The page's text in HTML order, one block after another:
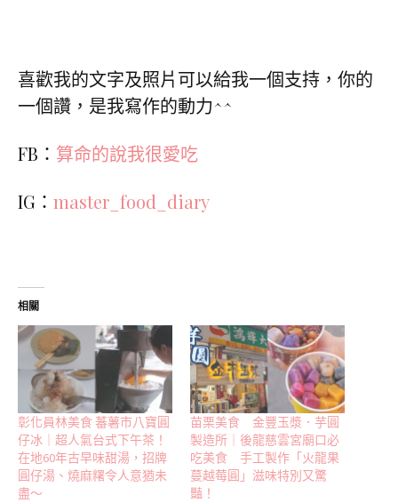
喜歡我的文字及照片可以給我一個支持，你的
一個讚，是我寫作的動力^^
FB： 算命的說我很愛吃
IG： master_food_diary
相關
彰化員林美食 蕃薯市八寶圓
仔冰｜超人氣台式下午茶！
在地60年古早味甜湯，招牌
圓仔湯、燒麻糬令人意猶未
盡～
苗栗美食 金豐玉漿．芋圓
製造所｜後龍慈雲宮廟口必
吃美食 手工製作「火龍果
蔓越莓圓」滋味特別又驚
豔！